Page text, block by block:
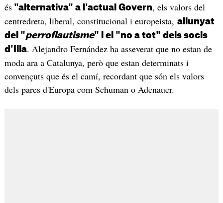
és"alternativa" a l'actual Govern, els valors del
centredreta, liberal, constitucional i europeista, allunyat
del "perroflautisme" i el "no a tot" dels socis
d'Illa. Alejandro Fernández ha asseverat que no estan de
moda ara a Catalunya, però que estan determinats i
convençuts que és el camí, recordant que són els valors
dels pares d'Europa com Schuman o Adenauer.